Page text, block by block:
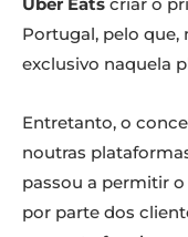
Portugal, pelo que,
exclusivo naquela
Entretanto, o
noutras
passou a permitir
por parte dos